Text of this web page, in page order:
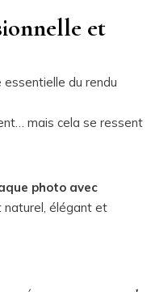
et
du rendu
mais cela se ressent
photo avec
naturel, élégant et